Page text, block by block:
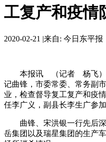
工复产和疫情
2020-02-21 |来自: 今日东平报
本报讯 （记者 杨飞）2
记曲锋，市委常委、常务副
业，检查督导复工复产和疫
任李广义，副县长李生广参加
曲锋、宋洪银一行先后深
岳集团以及瑞星集团的生产